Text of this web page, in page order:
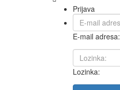
Prijava
E-mail adresa:
Lozinka: